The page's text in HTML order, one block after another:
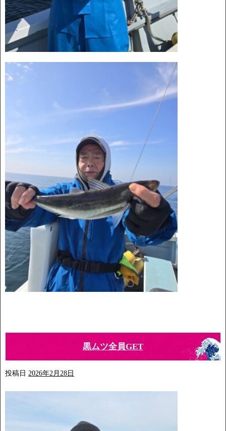
黒ムツ全員GET
投稿日 2026年2月28日